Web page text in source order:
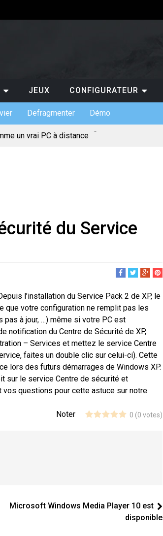
JEUX CONFIGURATEUR
Defragmenter Démo
un vrai PC à distance
du Service
l’installation du Service Pack 2 de XP, le
que votre configuration ne remplit pas les
à jour, …) même si votre PC est
notification du Centre de Sécurité de XP,
– Services et mettez le service Centre
faites un double clic sur celui-ci). Cette
lors des futurs démarrages de Windows XP.
sur le service Centre de sécurité et
questions pour cette astuce sur notre
Noter
0 (0 votes)
Microsoft Windows Media Player 10 est
disponible